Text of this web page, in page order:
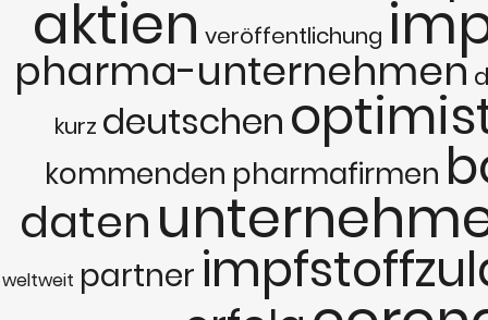
aktien veröffentlichung
pharma-unternehmen
kurz deutschen
kommenden pharmafirmen
daten
weltweit partner